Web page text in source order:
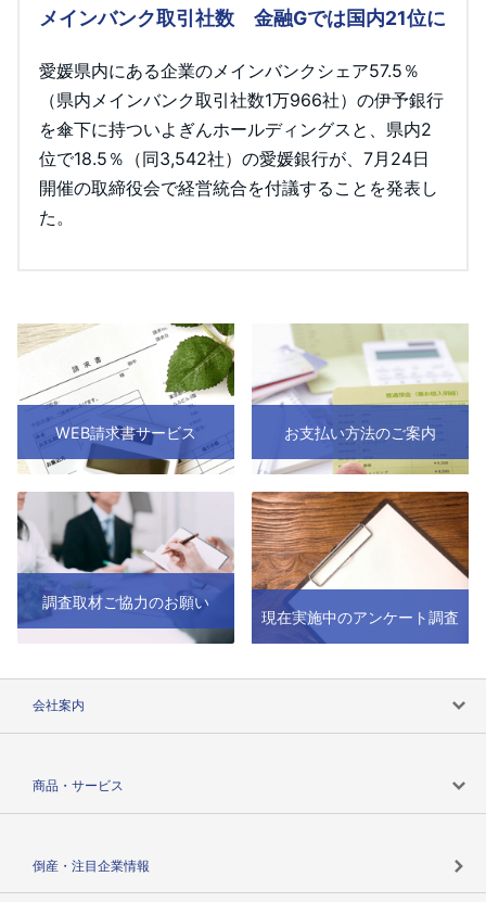
メインバンク取引社数 金融Gでは国内21位に
愛媛県内にある企業のメインバンクシェア57.5％
（県内メインバンク取引社数1万966社）の伊予銀行
を傘下に持ついよぎんホールディングスと、県内2
位で18.5％（同3,542社）の愛媛銀行が、7月24日
開催の取締役会で経営統合を付議することを発表し
た。
WEB請求書サービス お支払い方法のご案内
調査取材ご協力のお願い
現在実施中のアンケート調査
会社案内
商品・サービス
倒産・注目企業情報